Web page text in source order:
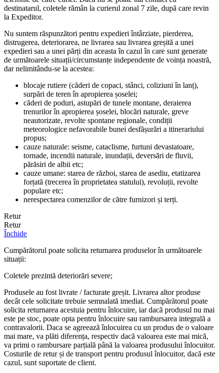
destinatarul, coletele rămân la curierul zonal 7 zile, după care revin
la Expeditor.
Nu suntem răspunzători pentru expedieri întârziate, pierderea,
distrugerea, deteriorarea, ne livrarea sau livrarea greșită a unei
expedieri sau a unei părți din aceasta în cazul în care sunt generate
de următoarele situații/circumstanțe independente de voința noastră,
dar nelimitându-se la acestea:
blocaje rutiere (căderi de copaci, stânci, coliziuni în lanț),
surpări de teren în apropierea șoselei;
căderi de poduri, astupări de tunele montane, deraierea
trenurilor în apropierea șoselei, blocări naturale, greve
neautorizate, revolte spontane regionale, condiții
meteorologice nefavorabile bunei desfășurări a itinerariului
propus;
cauze naturale: seisme, cataclisme, furtuni devastatoare,
tornade, incendii naturale, inundații, deversări de fluvii,
părăsiri de albii etc;
cauze umane: starea de război, starea de asediu, etatizarea
forțată (trecerea în proprietatea statului), revoluții, revolte
populare etc;
nerespectarea comenzilor de către furnizori și terți.
Retur
Retur
Închide
Cumpărătorul poate solicita returnarea produselor în următoarele
situații:
Coletele prezintă deteriorări severe;
Produsele au fost livrate / facturate greșit. Livrarea altor produse
decât cele solicitate trebuie semnalată imediat. Cumpărătorul poate
solicita returnarea acestuia pentru înlocuire, iar dacă produsul nu mai
este pe stoc, poate opta pentru înlocuire sau rambursarea integrală a
contravalorii. Daca se agreează înlocuirea cu un produs de o valoare
mai mare, va plăti diferența, respectiv dacă valoarea este mai mică,
va primi o rambursare parțială până la valoarea produsului înlocuitor.
Costurile de retur și de transport pentru produsul înlocuitor, dacă este
cazul, sunt suportate de client.